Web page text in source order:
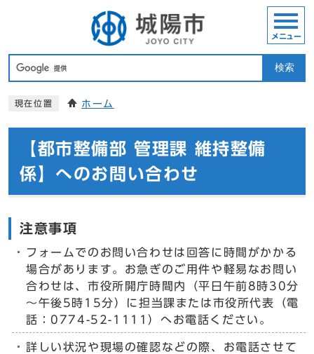
検索
メニュー
現在位置 ホーム
【都市整備部 管理課 維持整備
係】へのお問い合わせ
注意事項
フォームでのお問い合わせは回答に時間がかかる
場合があります。お急ぎのご用件や軽易なお問い
合わせは、市役所開庁時間内（平日午前8時30分
～午後5時15分）に担当課または市役所代表（電
話：0774-52-1111）へお電話ください。
詳しい状況や現場の確認などの際、お電話させて